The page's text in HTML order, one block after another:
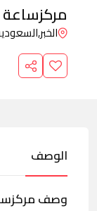
مركزساعة
الخبر,
الوصف
وصف